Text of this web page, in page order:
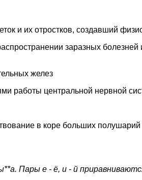
и их отростков, создавший
заразных болезней
желез
работы центральной нервной
в коре больших полушарий
Пары е - ё, и - й